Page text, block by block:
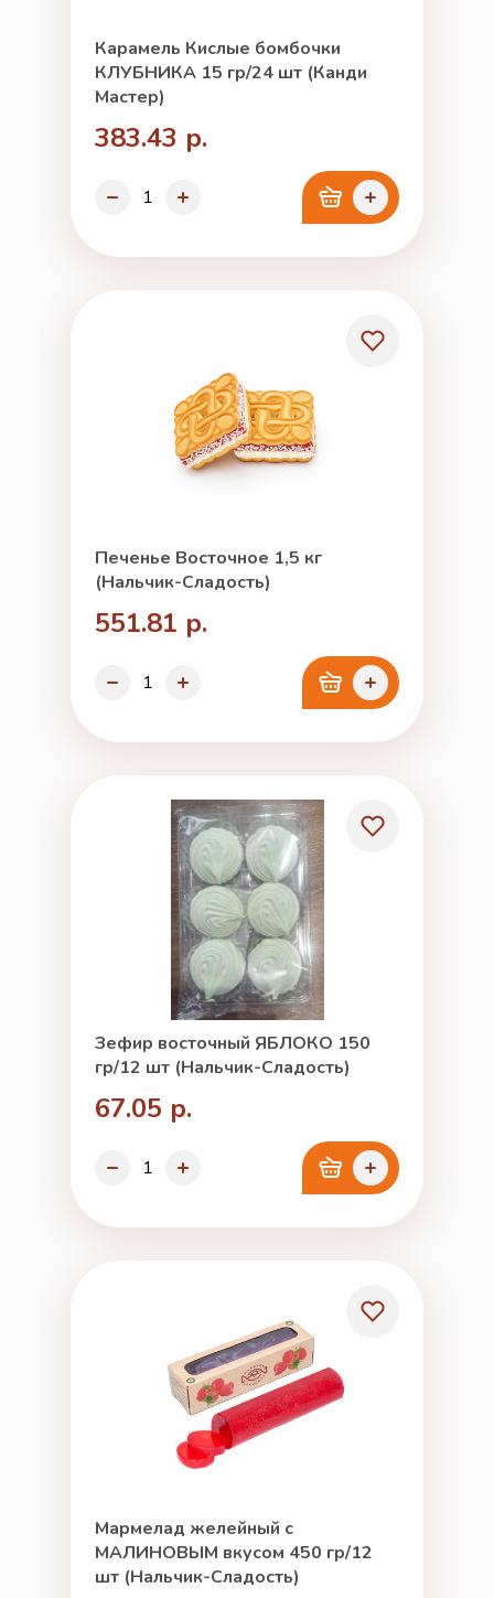
Карамель Кислые бомбочки
КЛУБНИКА 15 гр/24 шт (Канди
Мастер)
383.43 р.
Печенье Восточное 1,5 кг
(Нальчик-Сладость)
551.81 р.
Зефир восточный ЯБЛОКО 150
гр/12 шт (Нальчик-Сладость)
67.05 р.
Мармелад желейный с
МАЛИНОВЫМ вкусом 450 гр/12
шт (Нальчик-Сладость)